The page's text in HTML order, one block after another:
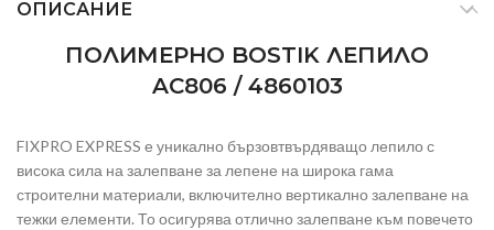
ОПИСАНИЕ
ПОЛИМЕРНО BOSTIK ЛЕПИЛО
AC806 / 4860103
FIXPRO EXPRESS е уникално бързовтвърдяващо лепило с
висока сила на залепване за лепене на широка гама
строителни материали, включително вертикално залепване на
тежки елементи. То осигурява отлично залепване към повечето